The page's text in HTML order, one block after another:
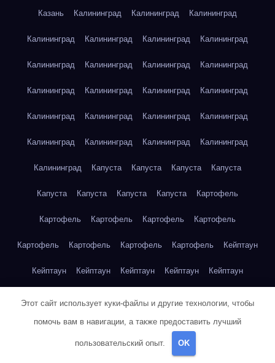
Казань Калининград Калининград Калининград
Калининград Калининград Калининград Калининград
Калининград Калининград Калининград Калининград
Калининград Калининград Калининград Калининград
Калининград Калининград Калининград Калининград
Калининград Калининград Калининград Калининград
Калининград Капуста Капуста Капуста Капуста
Капуста Капуста Капуста Капуста Картофель
Картофель Картофель Картофель Картофель
Картофель Картофель Картофель Картофель Кейптаун
Кейптаун Кейптаун Кейптаун Кейптаун Кейптаун
Кейптаун Кейптаун Кейптаун Кейптаун Кейптаун
Кейптаун Кейптаун Кейптаун
Этот сайт использует куки-файлы и другие технологии, чтобы
помочь вам в навигации, а также предоставить лучший
пользовательский опыт. OK